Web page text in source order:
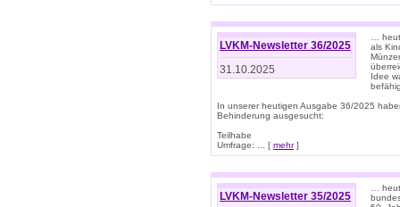
LVKM-Newsletter 36/2025
31.10.2025
…
als
Idee
In unserer heutigen Ausgabe 36/2025
Behinderung ausgesucht:
Teilhabe
Umfrage: ... [ mehr]
LVKM-Newsletter 35/2025
…